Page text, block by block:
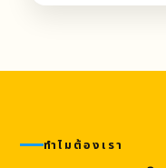
ทำไมต้องเรา